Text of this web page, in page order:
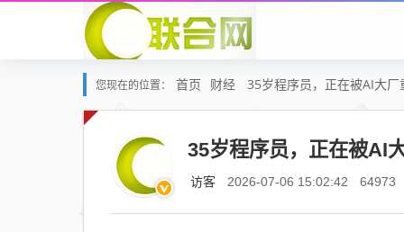
您现在的位置： 首页 财经 35岁程序员，正在被AI大厂
35岁程序员，正在被AI
访客 2026-07-06 15:02:42 64973